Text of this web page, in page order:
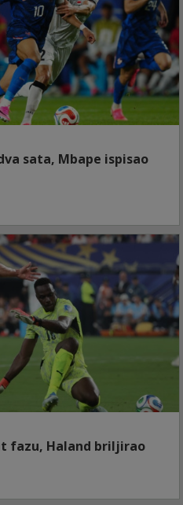
sata, Mbape ispisao
fazu, Haland briljirao